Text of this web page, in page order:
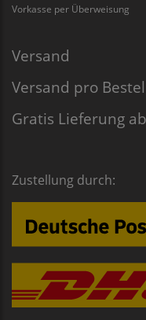
Vorkasse per Überweisung
Versand
Versand pro
Gratis Lieferung
Zustellung durch: